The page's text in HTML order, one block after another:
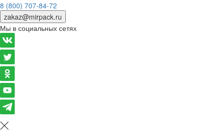
8 (800) 707-84-72
zakaz@mirpack.ru
Мы в социальных сетях